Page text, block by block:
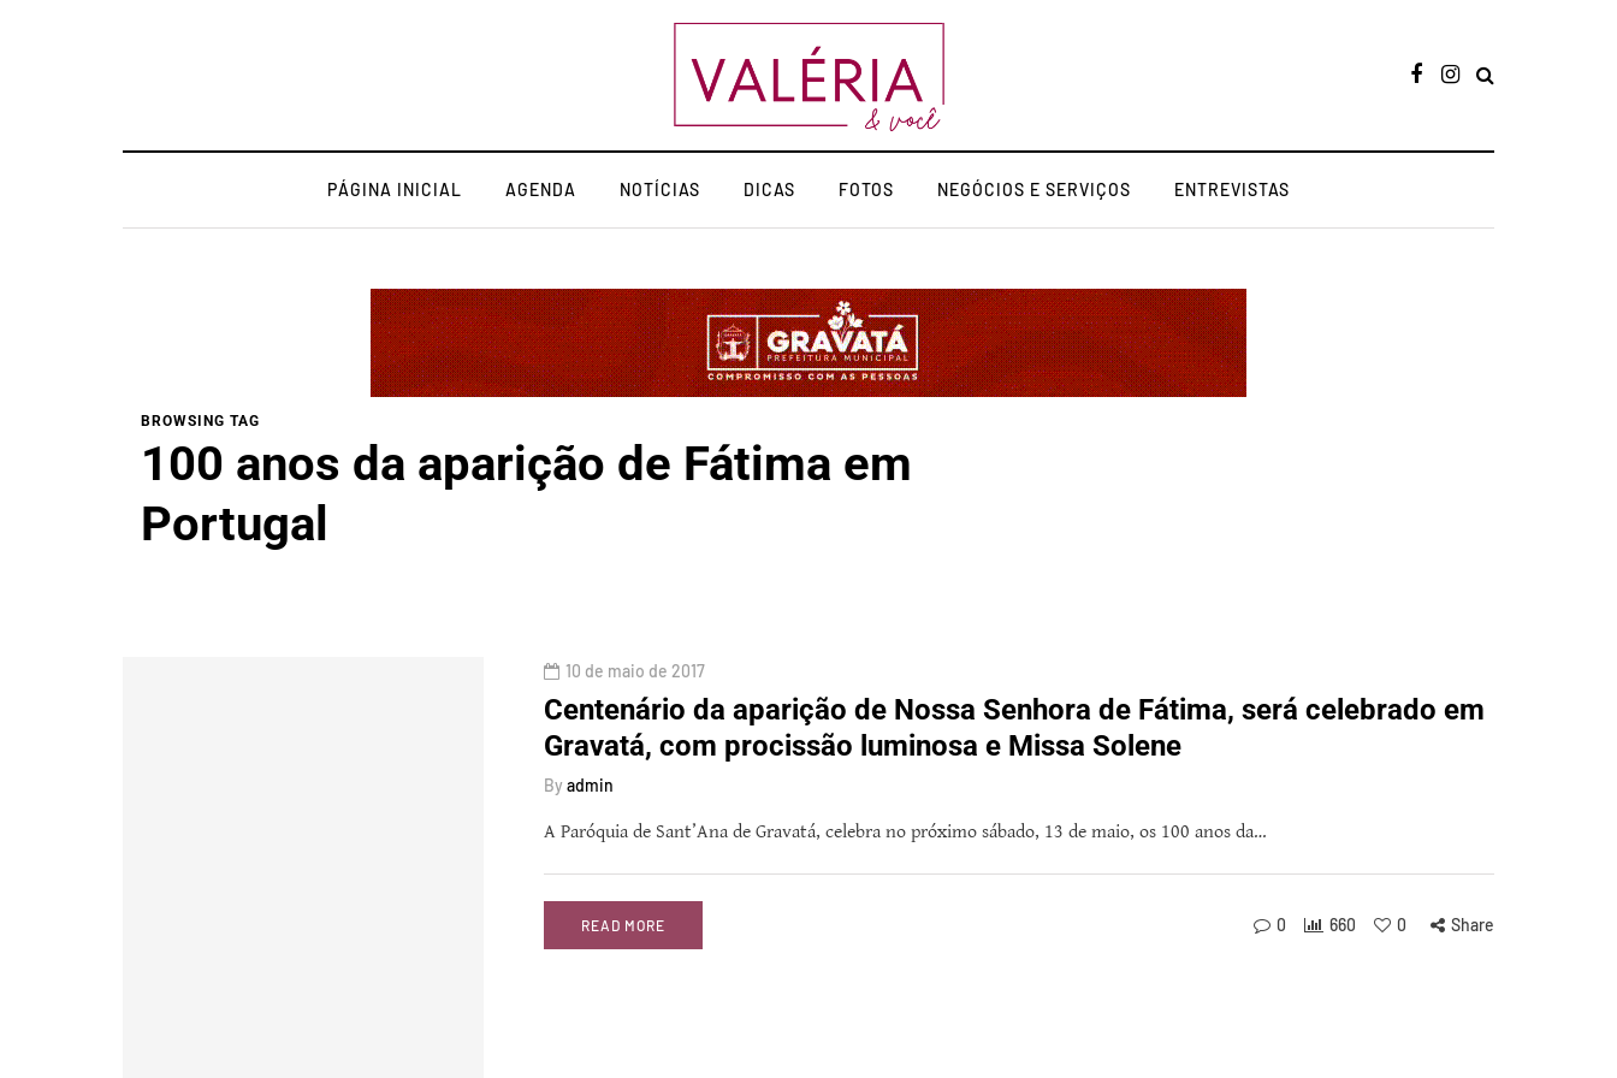
PÁGINA INICIAL AGENDA NOTÍCIAS DICAS FOTOS NEGÓCIOS E SERVIÇOS ENTREVISTAS
BROWSING TAG
100 anos da aparição de Fátima em
Portugal
10 de maio de 2017
Centenário da aparição de Nossa Senhora de Fátima, será celebrado em
Gravatá, com procissão luminosa e Missa Solene
By admin
A Paróquia de Sant’Ana de Gravatá, celebra no próximo sábado, 13 de maio, os 100 anos da…
READ MORE 0 660 0 Share